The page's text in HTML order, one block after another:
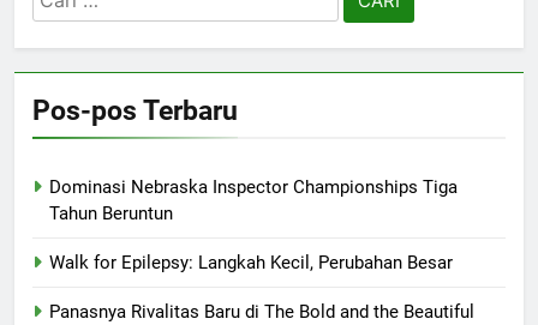
untuk:
Pos-pos Terbaru
Dominasi Nebraska Inspector Championships Tiga
Tahun Beruntun
Walk for Epilepsy: Langkah Kecil, Perubahan Besar
Panasnya Rivalitas Baru di The Bold and the Beautiful